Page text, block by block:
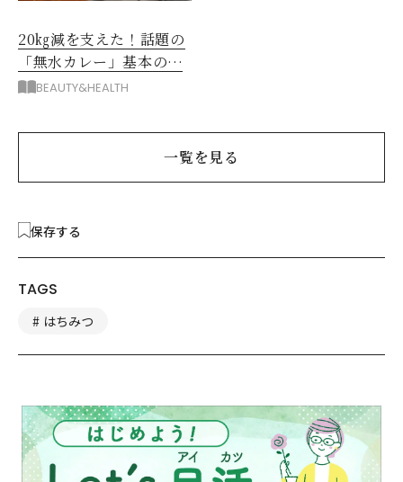
20㎏減を支えた！話題の
「無水カレー」基本の作
り方とおすすめルウ6選
BEAUTY&HEALTH
一覧を見る
保存する
TAGS
はちみつ